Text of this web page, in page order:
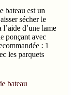
bateau est un
sécher le
d’une lame
ponçant avec
: 1
les parquets
bateau